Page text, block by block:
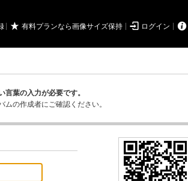
★ 有料プランなら画像サイズ保持  ログイン 
言葉の入力が必要です。
の作成者にご確認ください。